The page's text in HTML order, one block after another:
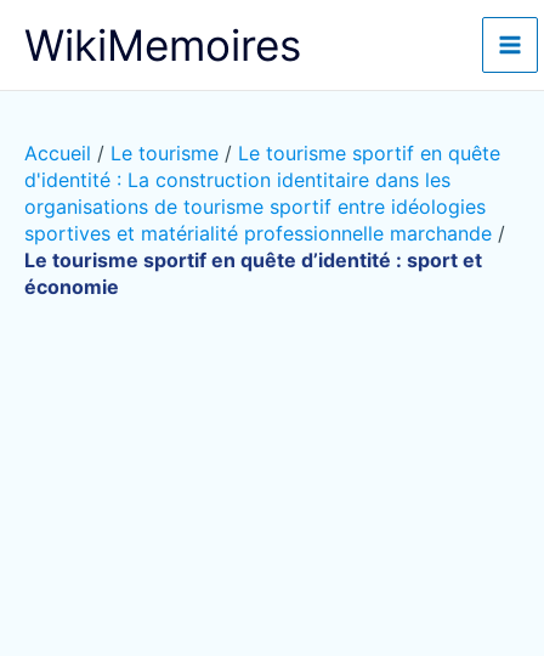
WikiMemoires
Accueil / Le tourisme / Le tourisme sportif en quête
d'identité : La construction identitaire dans les
organisations de tourisme sportif entre idéologies
sportives et matérialité professionnelle marchande /
Le tourisme sportif en quête d’identité : sport et
économie